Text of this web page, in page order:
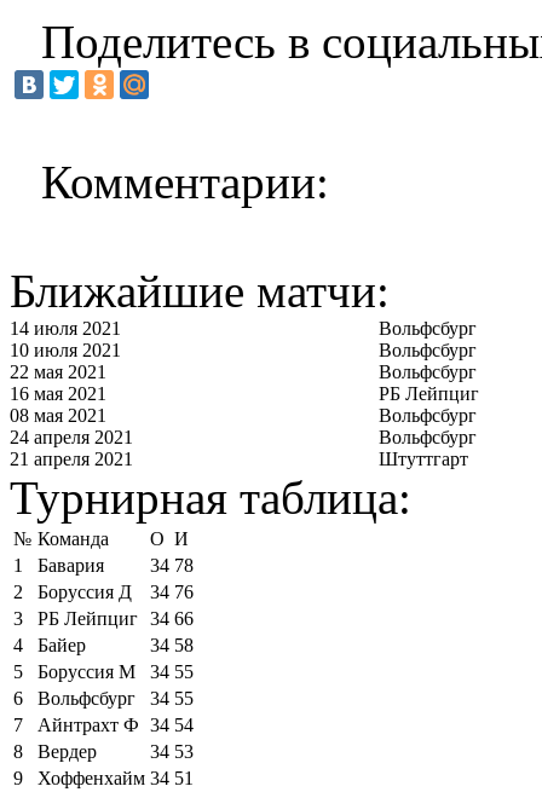
Поделитесь в
Комментарии:
Ближайшие матчи:
14 июля 2021
Вольфсбург
10 июля 2021
Вольфсбург
22 мая 2021
Вольфсбург
16 мая 2021
РБ Лейпциг
08 мая 2021
Вольфсбург
24 апреля 2021
Вольфсбург
21 апреля 2021
Штуттгарт
Турнирная таблица:
№ Команда О И
1
Бавария 34 78
2
Боруссия Д 34 76
3
РБ Лейпциг 34 66
4
Байер 34 58
5
Боруссия М 34 55
6
Вольфсбург 34 55
7
Айнтрахт Ф 34 54
8
Вердер 34 53
9
Хоффенхайм 34 51